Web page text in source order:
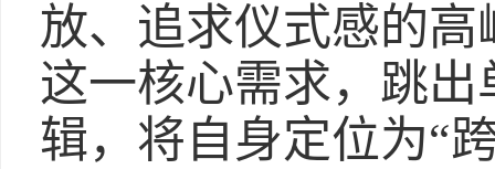
放、追求仪式感的
这一核心需求，跳
辑，将自身定位为“